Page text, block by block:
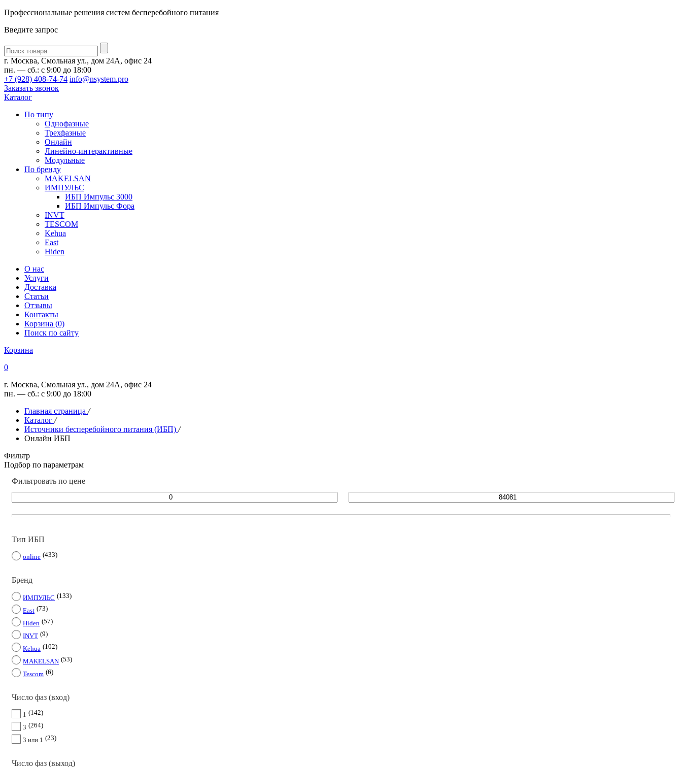
Профессиональные решения систем бесперебойного питания
Введите запрос
Введите
запрос
г. Москва, Смольная ул., дом 24А, офис 24
пн. — сб.: с 9:00 до 18:00
+7 (928) 408-74-74 info@nsystem.pro
Заказать звонок
Каталог
По типу
Однофазные
Трехфазные
Онлайн
Линейно-интерактивные
Модульные
По бренду
MAKELSAN
ИМПУЛЬС
ИБП Импульс 3000
ИБП Импульс Фора
INVT
TESCOM
Kehua
East
Hiden
О нас
Услуги
Доставка
Статьи
Отзывы
Контакты
Корзина (0)
Поиск по сайту
Корзина
0
г. Москва, Смольная ул., дом 24А, офис 24
пн. — сб.: с 9:00 до 18:00
Главная страница /
Каталог /
Источники бесперебойного питания (ИБП) /
Онлайн ИБП
Фильтр
Подбор по параметрам
Фильтровать по цене
Тип ИБП
online 433
Бренд
ИМПУЛЬС
133
East 73
Hiden 57
INVT 9
Kehua
102
MAKELSAN 53
Tescom 6
Число фаз (вход)
1
142
3 264
3 или 1 23
Число фаз (выход)